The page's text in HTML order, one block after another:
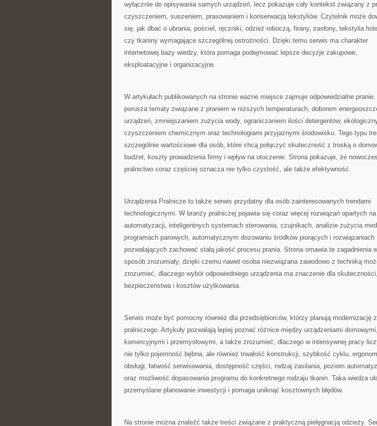
wyłącznie do opisywania samych urządzeń, lecz pokazuje cały kontekst związany z
czyszczeniem, suszeniem, prasowaniem i konserwacją tekstyliów. Czytelnik może
się, jak dbać o ubrania, pościel, ręczniki, odzież roboczą, firany, zasłony, tekstylia
czy tkaniny wymagające szczególnej ostrożności. Dzięki temu serwis ma charakter
internetowej bazy wiedzy, która pomaga podejmować lepsze decyzje zakupowe,
eksploatacyjne i organizacyjne.
W artykułach publikowanych na stronie ważne miejsce zajmuje odpowiedzialne pranie.
porusza tematy związane z praniem w niższych temperaturach, doborem
urządzeń, zmniejszaniem zużycia wody, ograniczaniem ilości detergentów,
czyszczeniem chemicznym oraz technologiami przyjaznymi środowisku. Tego typu
szczególnie wartościowe dla osób, które chcą połączyć skuteczność z troską o
budżet, koszty prowadzenia firmy i wpływ na otoczenie. Strona pokazuje, że
pralnictwo coraz częściej oznacza nie tylko czystość, ale także efektywność.
Urządzenia Pralnicze to także serwis przydatny dla osób zainteresowanych trendami
technologicznymi. W branży pralniczej pojawia się coraz więcej rozwiązań opartych na
automatyzacji, inteligentnych systemach sterowania, czujnikach, analizie zużycia
programach parowych, automatycznym dozowaniu środków piorących i rozwiązaniach
pozwalających zachować stałą jakość procesu prania. Strona omawia te zagadnienia
sposób zrozumiały, dzięki czemu nawet osoba niezwiązana zawodowo z techniką
zrozumieć, dlaczego wybór odpowiedniego urządzenia ma znaczenie dla skuteczności,
bezpieczeństwa i kosztów użytkowania.
Serwis może być pomocny również dla przedsiębiorców, którzy planują modernizację
pralniczego. Artykuły pozwalają lepiej poznać różnice między urządzeniami domowymi,
komercyjnymi i przemysłowymi, a także zrozumieć, dlaczego w intensywnej pracy
nie tylko pojemność bębna, ale również trwałość konstrukcji, szybkość cyklu,
obsługi, łatwość serwisowania, dostępność części, rodzaj zasilania, poziom
oraz możliwość dopasowania programu do konkretnego rodzaju tkanin. Taka wiedza
przemyślane planowanie inwestycji i pomaga uniknąć kosztownych błędów.
Na stronie można znaleźć także treści związane z praktyczną pielęgnacją odzieży.